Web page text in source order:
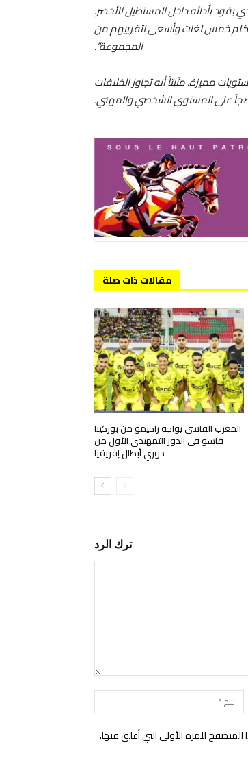
يقود بأدائه داخل المستطيل الأخضر.
أتكلم خمس لغات وأسعى لتقريبهم من
المجموعة”.
مميزة، مثبتاً أنه تجاوز الخلافات
على المستوى الشخصي والمهني.
مقالات ذات صلة
المغرب الفاسي يواجه راحيمو من بوركينا
فاسو في الدور التمهيدي الأول من
دوري أبطال إفريقيا
ترك الرد
التعليق:
اسم:*
للمرة الأولى التي أعلق فيها.